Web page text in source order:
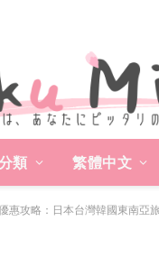
類 繁體中文
惠攻略：日本台灣韓國東南亞